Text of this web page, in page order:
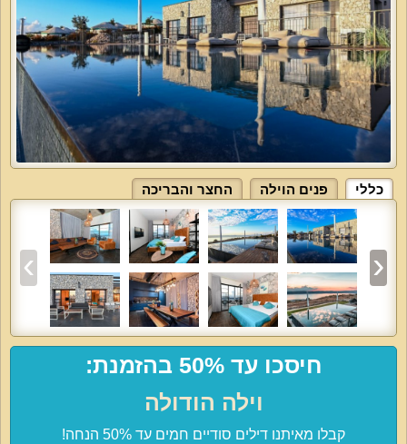
כללי פנים הוילה החצר והבריכה
חיסכו עד 50% בהזמנת:
וילה הודולה
קבלו מאיתנו דילים סודיים חמים עד 50% הנחה!